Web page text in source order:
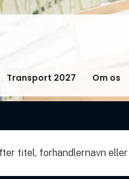
Transport 2027 Om os
eller lignende.